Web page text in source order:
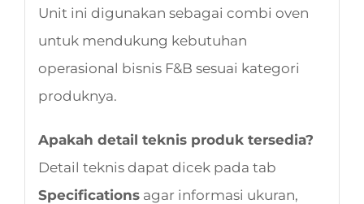
Unit ini digunakan sebagai combi oven
untuk mendukung kebutuhan
operasional bisnis F&B sesuai kategori
produknya.
Apakah detail teknis produk tersedia?
Detail teknis dapat dicek pada tab
Specificationsagar informasi ukuran,